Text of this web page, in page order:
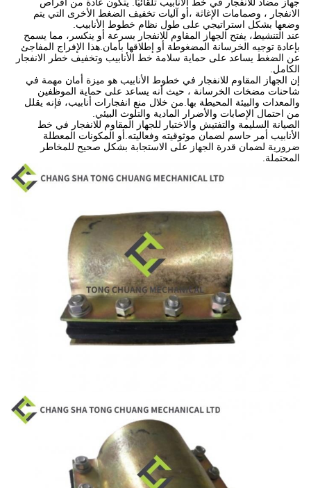
الانفجار ، وصمامات الإغاثة ،أو آليات تخفيف الضغط الأخرى التي يتم
وضعها بشكل استراتيجي على طول نظام خطوط الأنابيب.
عند التنشيط، يفتح الجهاز المقاوم للانفجار بسرعة أو ينكسر، مما يسمح
بإعادة توجيه الخرسانة المضغوطة أو إطلاقها بأمان.هذا الإفراج المفاجئ
عن الضغط يساعد على حماية سلامة خط الأنابيب وتخفيف خطر الانفجار
الكامل.
إن الجهاز المقاوم للانفجار في خطوط الأنابيب هو ميزة أمان مهمة في
شاحنات مضخات الخرسانة ، حيث أنه يساعد على حماية الموظفين
والمعدات والبيئة المحيطة بها.من خلال منع انفجارات أنابيب، فإنه يقلل
من احتمال الإصابات والأضرار المادية والتلوث البيئي.
الصيانة السليمة والتفتيش والاختبار للجهاز المقاوم للانفجار في خط
الأنابيب أمر حاسم لضمان موثوقيته وفعاليته.أو المكونات المعطلة
ضرورية لضمان قدرة الجهاز على الاستجابة بشكل صحيح للمخاطر
المحتملة.